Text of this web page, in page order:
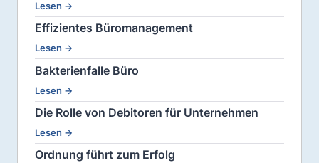
Lesen →
Effizientes Büromanagement
Lesen →
Bakterienfalle Büro
Lesen →
Die Rolle von Debitoren für Unternehmen
Lesen →
Ordnung führt zum Erfolg